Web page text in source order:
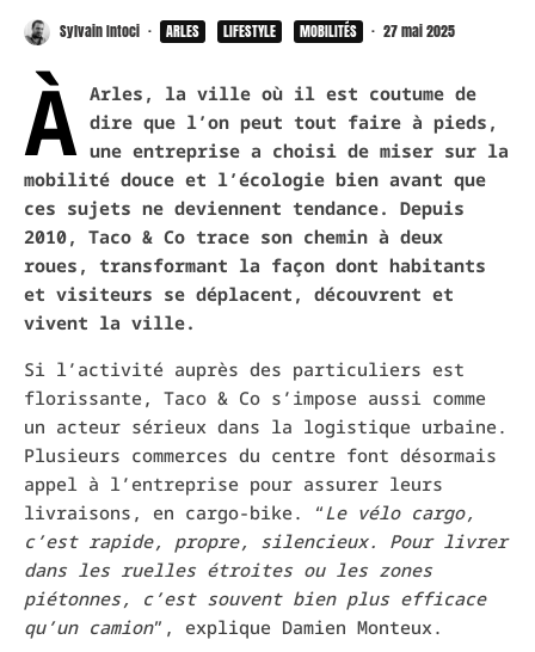
Sylvain Intoci · ARLES LIFESTYLE MOBILITÉS · 27 mai 2025
À Arles, la ville où il est coutume de
dire que l’on peut tout faire à pieds,
une entreprise a choisi de miser sur la
mobilité douce et l’écologie bien avant que
ces sujets ne deviennent tendance. Depuis
2010, Taco & Co trace son chemin à deux
roues, transformant la façon dont habitants
et visiteurs se déplacent, découvrent et
vivent la ville.
Si l’activité auprès des particuliers est
florissante, Taco & Co s’impose aussi comme
un acteur sérieux dans la logistique urbaine.
Plusieurs commerces du centre font désormais
appel à l’entreprise pour assurer leurs
livraisons, en cargo-bike. “ Le vélo cargo,
c’est rapide, propre, silencieux. Pour livrer
dans les ruelles étroites ou les zones
piétonnes, c’est souvent bien plus efficace
qu’un camion”, explique Damien Monteux.